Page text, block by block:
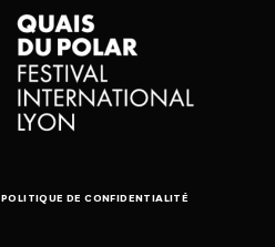
POLITIQUE DE CONFIDENTIALITÉ